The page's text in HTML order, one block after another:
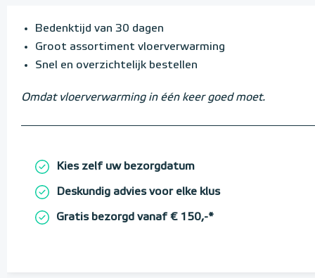
Bedenktijd van 30 dagen
Groot assortiment vloerverwarming
Snel en overzichtelijk bestellen
Omdat vloerverwarming in één keer goed moet.
Kies zelf uw bezorgdatum
Deskundig advies voor elke klus
Gratis bezorgd vanaf € 150,-*